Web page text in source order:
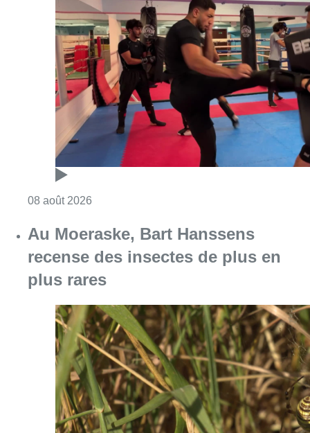
08 août 2026
Au Moeraske, Bart Hanssens
recense des insectes de plus en
plus rares